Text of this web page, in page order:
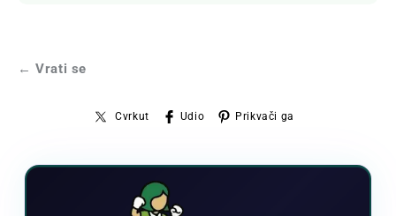
← Vrati se
Cvrkut Udio Prikvači ga